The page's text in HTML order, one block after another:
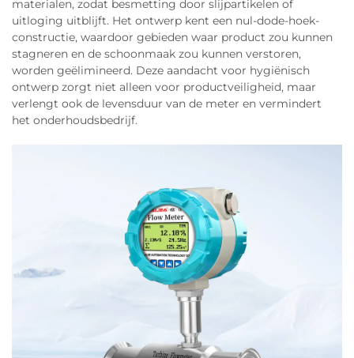
materialen, zodat besmetting door slijpartikelen of
uitloging uitblijft. Het ontwerp kent een nul-dode-hoek-
constructie, waardoor gebieden waar product zou kunnen
stagneren en de schoonmaak zou kunnen verstoren,
worden geëlimineerd. Deze aandacht voor hygiënisch
ontwerp zorgt niet alleen voor productveiligheid, maar
verlengt ook de levensduur van de meter en vermindert
het onderhoudsbedrijf.